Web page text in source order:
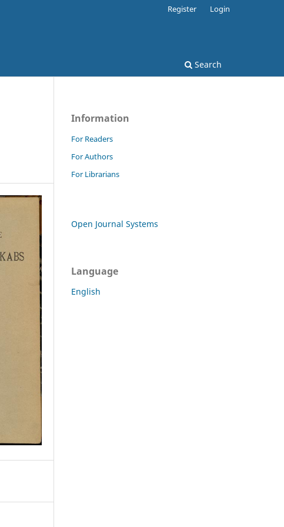
Search
Register Login
Information
For Readers
For Authors
For Librarians
Open Journal Systems
Language
English